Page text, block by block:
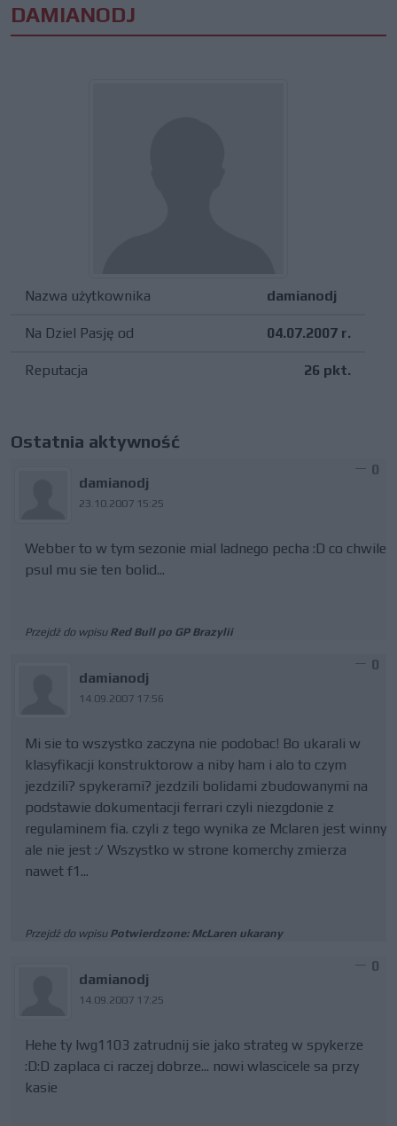
DAMIANODJ
Nazwa użytkownika damianodj
Na Dziel Pasję od 04.07.2007 r.
Reputacja 26 pkt.
Ostatnia aktywność
damianodj
23.10.2007 15:25
0
Webber to w tym sezonie mial ladnego pecha :D co chwile
psul mu sie ten bolid...
Przejdź do wpisu Red Bull po GP Brazylii
damianodj
14.09.2007 17:56
0
Mi sie to wszystko zaczyna nie podobac! Bo ukarali w
klasyfikacji konstruktorow a niby ham i alo to czym
jezdzili? spykerami? jezdzili bolidami zbudowanymi na
podstawie dokumentacji ferrari czyli niezgdonie z
regulaminem fia. czyli z tego wynika ze Mclaren jest winny
ale nie jest :/ Wszystko w strone komerchy zmierza
nawet f1...
Przejdź do wpisu Potwierdzone: McLaren ukarany
damianodj
14.09.2007 17:25
0
Hehe ty lwg1103 zatrudnij sie jako strateg w spykerze
:D:D zaplaca ci raczej dobrze... nowi wlascicele sa przy
kasie